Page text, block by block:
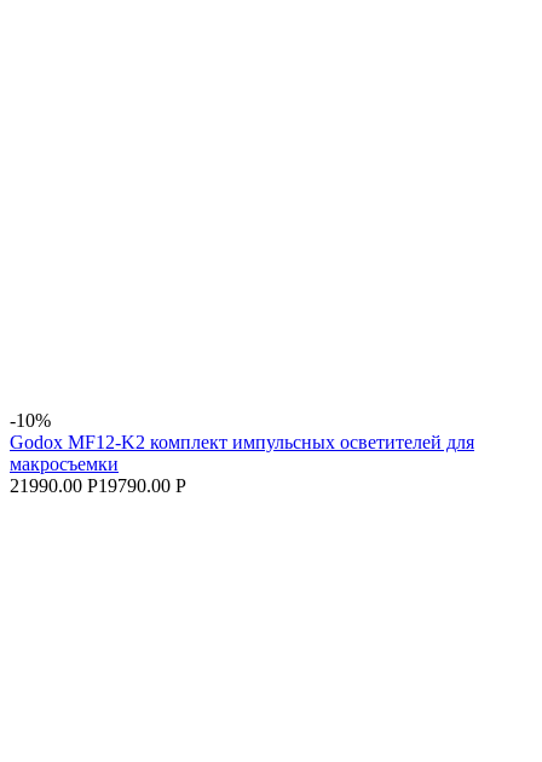
-10%
Godox MF12-K2 комплект импульсных осветителей для
макросъемки
21990.00 Р19790.00 Р